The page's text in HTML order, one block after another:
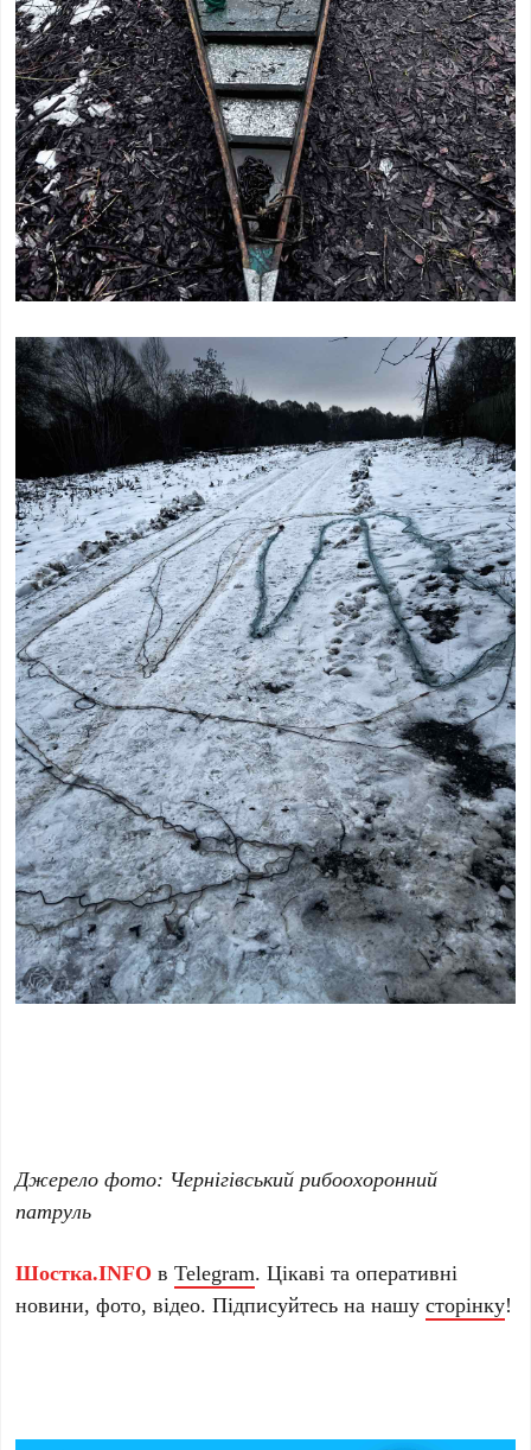
Джерело фото: Чернігівський рибоохоронний
патруль
Шостка.INFO вTelegram. Цікаві та оперативні
новини, фото, відео. Підписуйтесь на нашусторінку!